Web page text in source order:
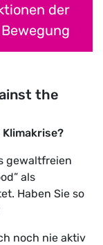
der
Bewegung
the
gewaltfreien
als
Haben Sie so
noch nie aktiv